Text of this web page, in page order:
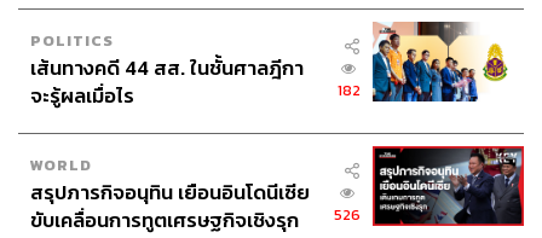
POLITICS
เส้นทางคดี 44 สส. ในชั้นศาลฎีกา
จะรู้ผลเมื่อไร
182
WORLD
สรุปภารกิจอนุทิน เยือนอินโดนีเซีย
ขับเคลื่อนการทูตเศรษฐกิจเชิงรุก
526